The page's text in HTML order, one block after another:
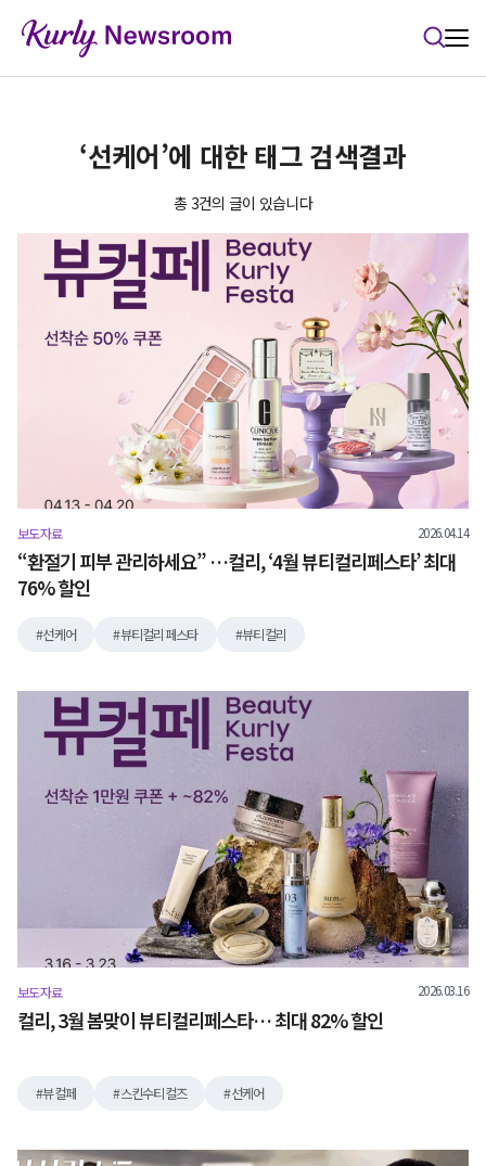
‘선케어’에 대한 태그 검색결과
총 3건의 글이 있습니다
보도자료 2026.04.14
“환절기 피부 관리하세요” …컬리, ‘4월 뷰티컬리페스타’ 최대
76% 할인
선케어 뷰티컬리페스타 뷰티컬리
보도자료 2026.03.16
컬리, 3월 봄맞이 뷰티컬리페스타… 최대 82% 할인
뷰컬페 스킨수티컬즈 선케어